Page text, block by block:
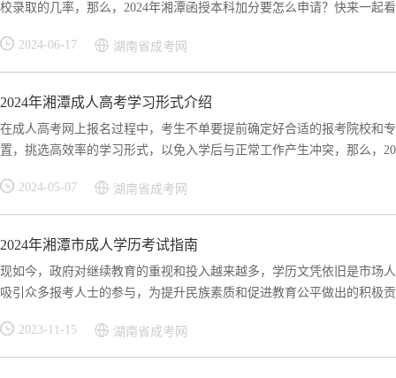
校录取的几率，那么，2024年湘潭函授本科加分要怎么申请？快来一起
2024-06-17 湖南省成考网
2024年湘潭成人高考学习形式介绍
在成人高考网上报名过程中，考生不单要提前确定好合适的报考院校和
置，挑选高效率的学习形式，以免入学后与正常工作产生冲突，那么，
2024-05-07 湖南省成考网
2024年湘潭市成人学历考试指南
现如今，政府对继续教育的重视和投入越来越多，学历文凭依旧是市场
吸引众多报考人士的参与，为提升民族素质和促进教育公平做出的积极
2023-11-15 湖南省成考网